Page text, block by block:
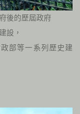
後的歷屆政府
設，
部等一系列歷史建